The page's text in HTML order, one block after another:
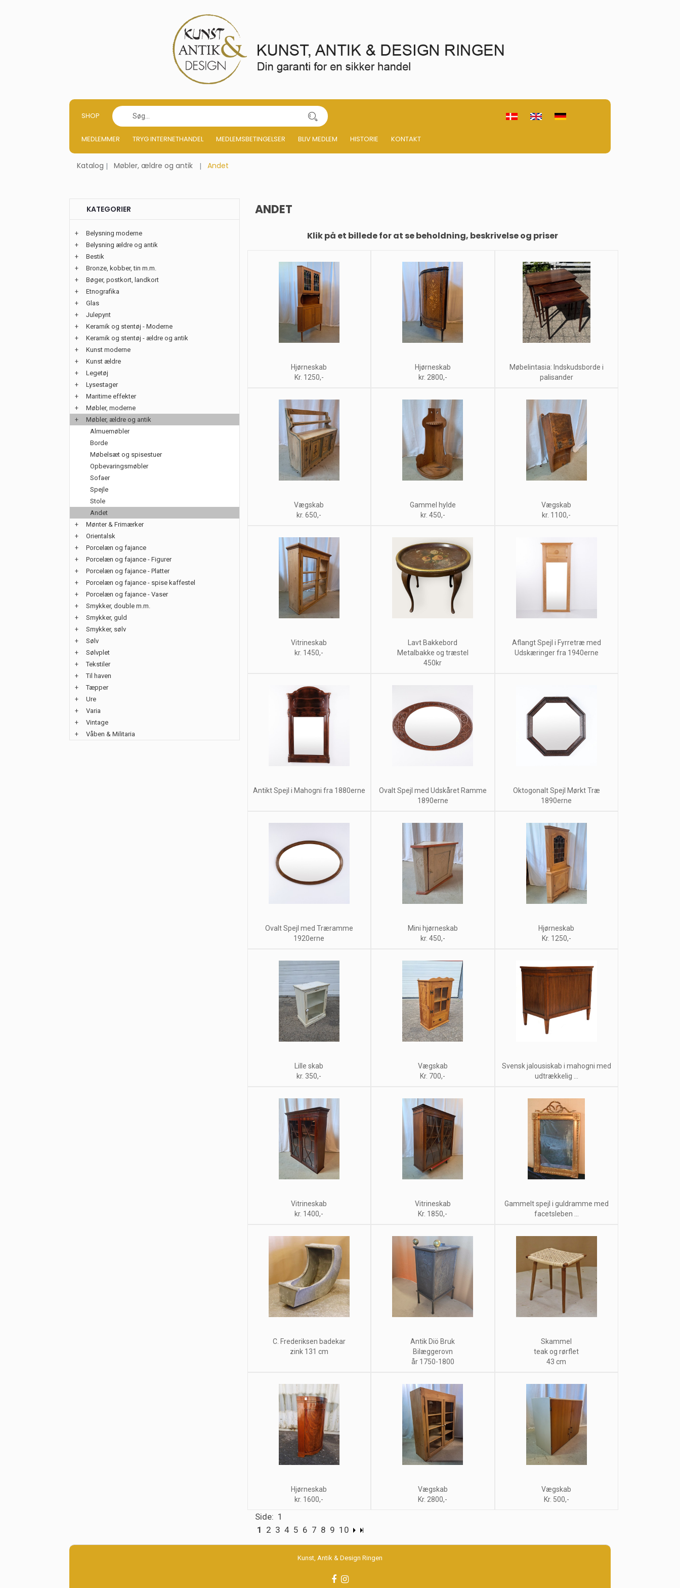
SHOP
MEDLEMMER TRYG INTERNETHANDEL MEDLEMSBETINGELSER BLIV MEDLEM HISTORIE KONTAKT
Katalog Møbler, ældre og antik Andet
ANDET
Klik på et billede for at se beholdning, beskrivelse og priser
Hjørneskab
Kr. 1250,-
Hjørneskab
kr. 2800,-
Møbelintasia: Indskudsborde i
palisander
Vægskab
kr. 650,-
Gammel hylde
kr. 450,-
Vægskab
kr. 1100,-
Vitrineskab
kr. 1450,-
Lavt Bakkebord
Metalbakke og træstel
450kr
Aflangt Spejl i Fyrretræ med
Udskæringer fra 1940erne
Antikt Spejl i Mahogni fra 1880erne
Ovalt Spejl med Udskåret Ramme
1890erne
Oktogonalt Spejl Mørkt Træ
1890erne
Ovalt Spejl med Træramme
1920erne
Mini hjørneskab
kr. 450,-
Hjørneskab
Kr. 1250,-
Lille skab
kr. 350,-
Vægskab
Kr. 700,-
Svensk jalousiskab i mahogni med
udtrækkelig ...
Vitrineskab
kr. 1400,-
Vitrineskab
Kr. 1850,-
Gammelt spejl i guldramme med
facetsleben ...
C. Frederiksen badekar
zink 131 cm
Antik Diö Bruk
Bilæggerovn
år 1750-1800
Skammel
teak og rørflet
43 cm
Hjørneskab
kr. 1600,-
Vægskab
Kr. 2800,-
Vægskab
Kr. 500,-
Side: 1
1 2 3 4 5 6 7 8 9 10
KATEGORIER
+
Belysning moderne
+
Belysning ældre og antik
+
Bestik
+
Bronze, kobber, tin m.m.
+
Bøger, postkort, landkort
+
Etnografika
+
Glas
+
Julepynt
+
Keramik og stentøj - Moderne
+
Keramik og stentøj - ældre og antik
+
Kunst moderne
+
Kunst ældre
+
Legetøj
+
Lysestager
+
Maritime effekter
+
Møbler, moderne
+
Møbler, ældre og antik
Almuemøbler
Borde
Møbelsæt og spisestuer
Opbevaringsmøbler
Sofaer
Spejle
Stole
Andet
+
Mønter & Frimærker
+
Orientalsk
+
Porcelæn og fajance
+
Porcelæn og fajance - Figurer
+
Porcelæn og fajance - Platter
+
Porcelæn og fajance - spise kaffestel
+
Porcelæn og fajance - Vaser
+
Smykker, double m.m.
+
Smykker, guld
+
Smykker, sølv
+
Sølv
+
Sølvplet
+
Tekstiler
+
Til haven
+
Tæpper
+
Ure
+
Varia
+
Vintage
+
Våben & Militaria
Kunst, Antik & Design Ringen